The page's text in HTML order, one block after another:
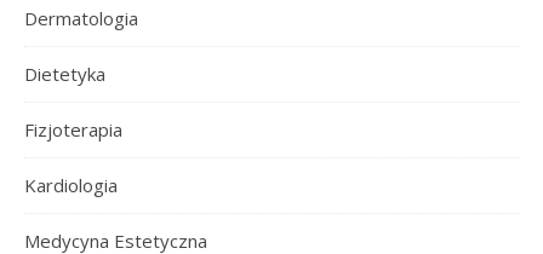
Dermatologia
Dietetyka
Fizjoterapia
Kardiologia
Medycyna Estetyczna